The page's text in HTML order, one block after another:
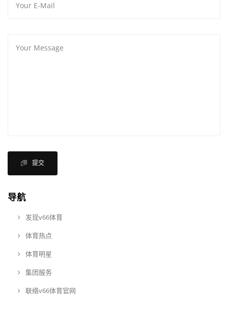
提交
导航
发现v66体育
体育热点
体育明星
集团服务
联络v66体育官网